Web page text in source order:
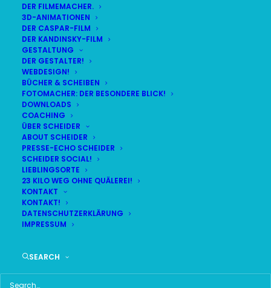
DER FILMEMACHER.
3D-ANIMATIONEN
DER CASPAR-FILM
DER KANDINSKY-FILM
GESTALTUNG
DER GESTALTER!
WEBDESIGN!
BÜCHER & SCHEIBEN
FOTOMACHER: DER BESONDERE BLICK!
DOWNLOADS
COACHING
ÜBER SCHEIDER
ABOUT SCHEIDER
PRESSE-ECHO SCHEIDER
SCHEIDER SOCIAL!
LIEBLINGSORTE
23 KILO WEG OHNE QUÄLEREI!
KONTAKT
KONTAKT!
DATENSCHUTZERKLÄRUNG
IMPRESSUM
SEARCH
© STEFAN SCHEIDER
LIVE(alle Termine
DEMNÄCHST:
SO
09
AUG
BR24 | 18.30 UHR
BR MÜNCHEN FREIMANN
HAUPTMENÜ
SCHEIDER STARTSEITE
UKRAINE WAR DAY-COUNTER